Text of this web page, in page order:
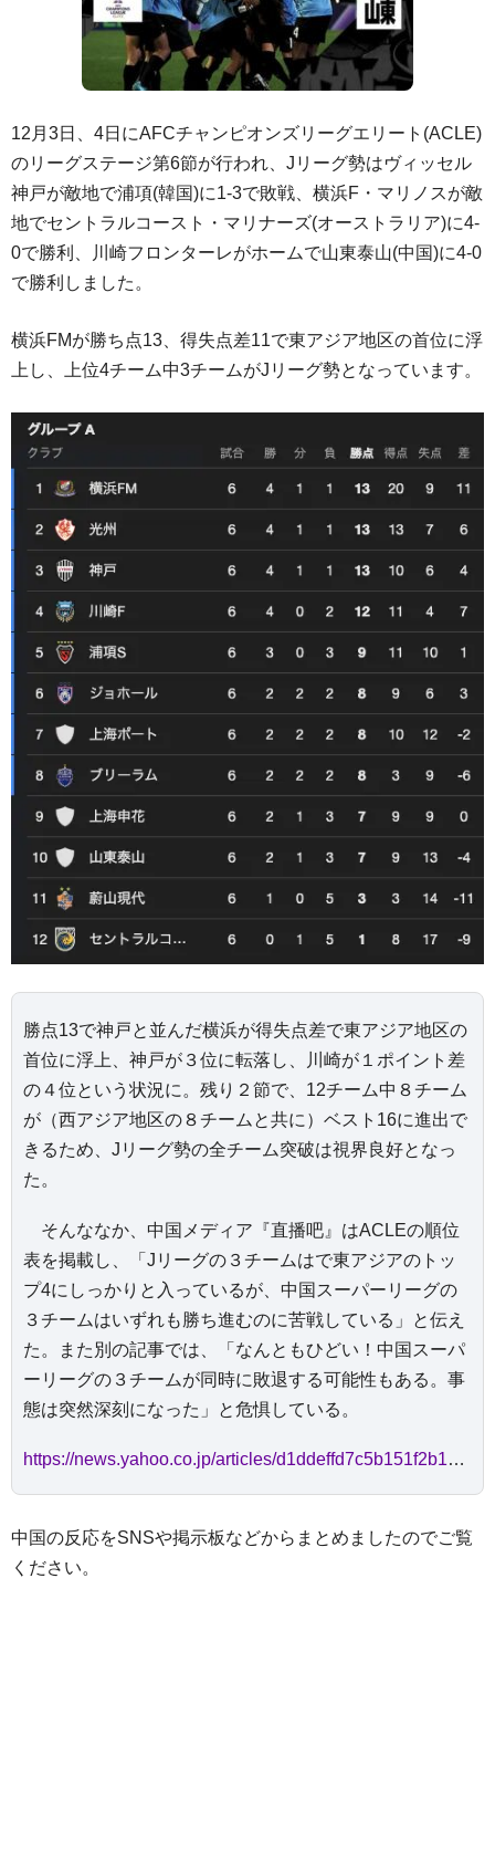
12月3日、4日にAFCチャンピオンズリーグエリート(ACLE)
のリーグステージ第6節が行われ、Jリーグ勢はヴィッセル
神戸が敵地で浦項(韓国)に1-3で敗戦、横浜F・マリノスが敵
地でセントラルコースト・マリナーズ(オーストラリア)に4-
0で勝利、川崎フロンターレがホームで山東泰山(中国)に4-0
で勝利しました。
横浜FMが勝ち点13、得失点差11で東アジア地区の首位に浮
上し、上位4チーム中3チームがJリーグ勢となっています。
勝点13で神戸と並んだ横浜が得失点差で東アジア地区の
首位に浮上、神戸が３位に転落し、川崎が１ポイント差
の４位という状況に。残り２節で、12チーム中８チーム
が（西アジア地区の８チームと共に）ベスト16に進出で
きるため、Jリーグ勢の全チーム突破は視界良好となっ
た。
そんななか、中国メディア『直播吧』はACLEの順位
表を掲載し、「Jリーグの３チームはで東アジアのトッ
プ4にしっかりと入っているが、中国スーパーリーグの
３チームはいずれも勝ち進むのに苦戦している」と伝え
た。また別の記事では、「なんともひどい！中国スーパ
ーリーグの３チームが同時に敗退する可能性もある。事
態は突然深刻になった」と危惧している。
https://news.yahoo.co.jp/articles/d1ddeffd7c5b151f2b1e81f54ae3ad19675b3105
中国の反応をSNSや掲示板などからまとめましたのでご覧
ください。